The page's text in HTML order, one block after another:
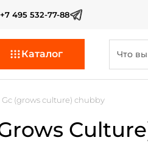
+7 495 532-77-88
Каталог
Gc (grows culture) chubby